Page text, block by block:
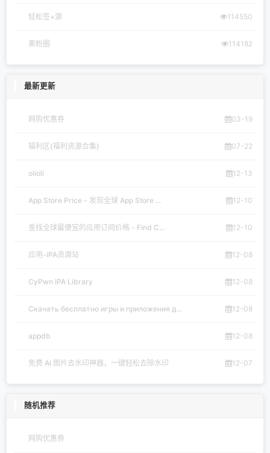
轻松签+源 114550
果粉圈 114182
最新更新
网购优惠券 03-19
福利区(福利资源合集) 07-22
olioli 12-13
App Store Price - 发现全球 App Store ... 12-10
查找全球最便宜的应用订阅价格 - Find C... 12-10
应用-iPA资源站 12-08
CyPwn IPA Library 12-08
Скачать бесплатно игры и приложения д... 12-08
appdb 12-08
免费 AI 图片去水印神器，一键轻松去除水印 12-07
随机推荐
网购优惠券